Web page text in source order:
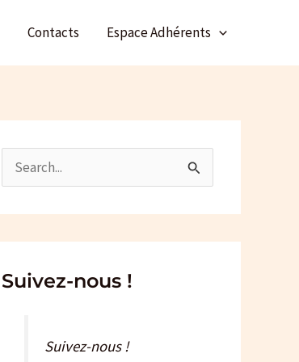
Contacts Espace Adhérents
e
c
h
e
Suivez-nous !
Suivez-nous !